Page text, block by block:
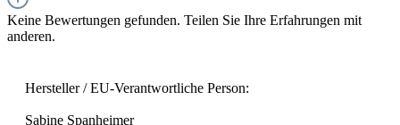
Keine Bewertungen gefunden. Teilen Sie Ihre Erfahrungen mit
anderen.
Hersteller / EU-Verantwortliche Person:
Sabine Spanheimer